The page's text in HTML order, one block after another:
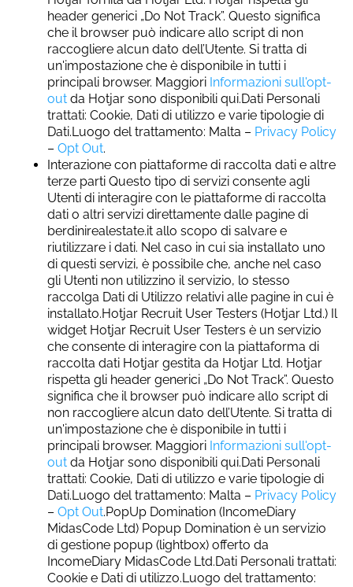
header generici „Do Not Track”. Questo significa
che il browser può indicare allo script di non
raccogliere alcun dato dell’Utente. Si tratta di
un'impostazione che è disponibile in tutti i
principali browser. Maggiori Informazioni sull'opt-
out da Hotjar sono disponibili qui.Dati Personali
trattati: Cookie, Dati di utilizzo e varie tipologie di
Dati.Luogo del trattamento: Malta – Privacy Policy
– Opt Out.
Interazione con piattaforme di raccolta dati e altre
terze parti Questo tipo di servizi consente agli
Utenti di interagire con le piattaforme di raccolta
dati o altri servizi direttamente dalle pagine di
berdinirealestate.it allo scopo di salvare e
riutilizzare i dati. Nel caso in cui sia installato uno
di questi servizi, è possibile che, anche nel caso
gli Utenti non utilizzino il servizio, lo stesso
raccolga Dati di Utilizzo relativi alle pagine in cui è
installato.Hotjar Recruit User Testers (Hotjar Ltd.) Il
widget Hotjar Recruit User Testers è un servizio
che consente di interagire con la piattaforma di
raccolta dati Hotjar gestita da Hotjar Ltd. Hotjar
rispetta gli header generici „Do Not Track”. Questo
significa che il browser può indicare allo script di
non raccogliere alcun dato dell’Utente. Si tratta di
un'impostazione che è disponibile in tutti i
principali browser. Maggiori Informazioni sull'opt-
out da Hotjar sono disponibili qui.Dati Personali
trattati: Cookie, Dati di utilizzo e varie tipologie di
Dati.Luogo del trattamento: Malta – Privacy Policy
– Opt Out.PopUp Domination (IncomeDiary
MidasCode Ltd) Popup Domination è un servizio
di gestione popup (lightbox) offerto da
IncomeDiary MidasCode Ltd.Dati Personali trattati:
Cookie e Dati di utilizzo.Luogo del trattamento: